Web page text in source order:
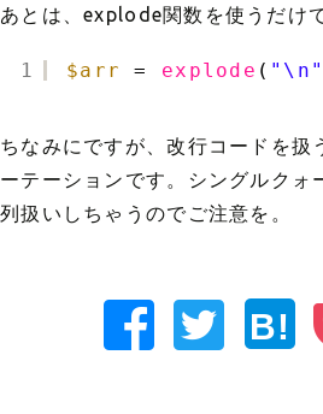
あとは、explode関数を使うだけ
1 $arr = explode ( "\n"
ちなみにですが、改行コードを扱
ーテーションです。シングルクォ
列扱いしちゃうのでご注意を。
B!